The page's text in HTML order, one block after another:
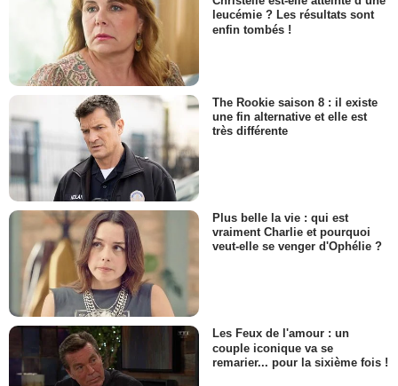
leucémie ? Les résultats sont
enfin tombés !
The Rookie saison 8 : il existe
une fin alternative et elle est
très différente
Plus belle la vie : qui est
vraiment Charlie et pourquoi
veut-elle se venger d'Ophélie ?
Les Feux de l'amour : un
couple iconique va se
remarier... pour la sixième fois !